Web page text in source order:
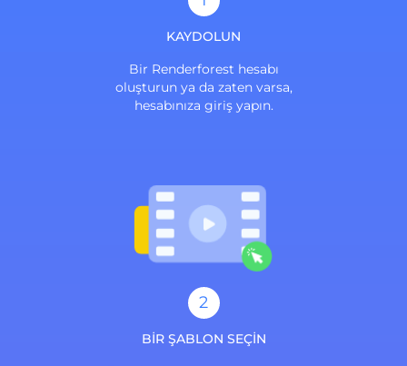
KAYDOLUN
Bir Renderforest hesabı
oluşturun ya da zaten varsa,
hesabınıza giriş yapın.
2
BİR ŞABLON SEÇİN